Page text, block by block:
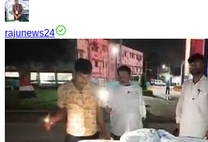
rajunews24